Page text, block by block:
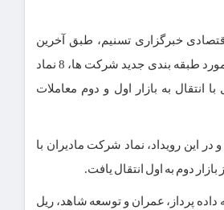
خبرگزاری تسنیم، طبق آخرین
تصمیم فرابورس در مورد طبقه بندی جدید شرکت ها، 8 نماد
انتقال به بازار اول و دوم معاملات
این رویداد، نماد شرکت مادیران با
بازار دوم به اول انتقال یافت.
آتیه داده پرداز، عمران و توسعه شاهد، ریل